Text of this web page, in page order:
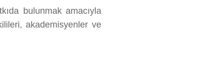
bulunmak amacıyla
akademisyenler ve